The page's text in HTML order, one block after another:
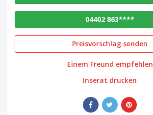
04402 863****
Preisvorschlag senden
Einem Freund empfehlen
Inserat drucken